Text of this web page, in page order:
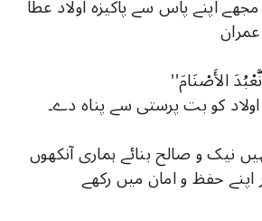
اپنے پاس سے پاکیزه اولاد عطا
الأَصْنَامَ''
کو بت پرستی سے پناه دے۔
نیک و صالح بنائے ہماری آنکھوں
اپنے حفظ و امان میں رکھے